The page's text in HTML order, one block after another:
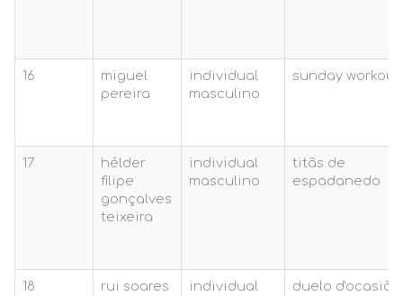
16
miguel
pereira
individual
masculino
sunday workout
17
hélder
filipe
gonçalves
teixeira
individual
masculino
titãs de
espadanedo
18 rui soares
individual
duelo d'ocasião